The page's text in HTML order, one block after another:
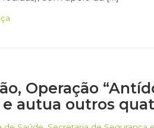
Operação
autua outros